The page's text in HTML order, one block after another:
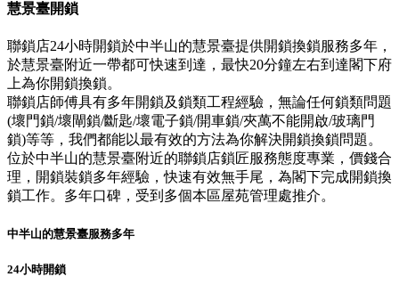
慧景臺開鎖
聯鎖店24小時開鎖於中半山的慧景臺提供開鎖換鎖服務多年，
於慧景臺附近一帶都可快速到達，最快20分鐘左右到達閣下府
上為你開鎖換鎖。
聯鎖店師傅具有多年開鎖及鎖類工程經驗，無論任何鎖類問題
(壞門鎖/壞閘鎖/斷匙/壞電子鎖/開車鎖/夾萬不能開啟/玻璃門
鎖)等等，我們都能以最有效的方法為你解決開鎖換鎖問題。
位於中半山的慧景臺附近的聯鎖店鎖匠服務態度專業，價錢合
理，開鎖裝鎖多年經驗，快速有效無手尾，為閣下完成開鎖換
鎖工作。多年口碑，受到多個本區屋苑管理處推介。
中半山的慧景臺服務多年
24小時開鎖